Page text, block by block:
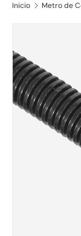
Inicio Metro de